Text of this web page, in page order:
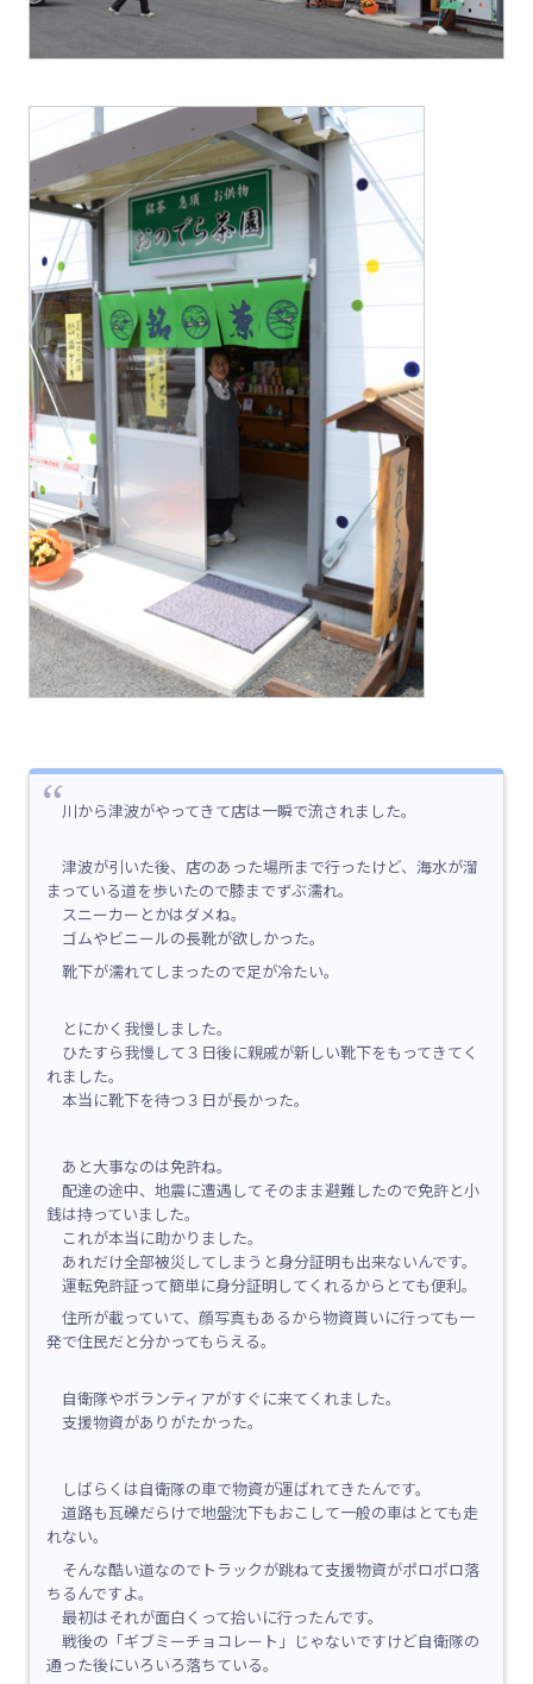
川から津波がやってきて店は一瞬で流されました。
津波が引いた後、店のあった場所まで行ったけど、海水が溜
まっている道を歩いたので膝までずぶ濡れ。
スニーカーとかはダメね。
ゴムやビニールの長靴が欲しかった。
靴下が濡れてしまったので足が冷たい。
とにかく我慢しました。
ひたすら我慢して３日後に親戚が新しい靴下をもってきてく
れました。
本当に靴下を待つ３日が長かった。
あと大事なのは免許ね。
配達の途中、地震に遭遇してそのまま避難したので免許と小
銭は持っていました。
これが本当に助かりました。
あれだけ全部被災してしまうと身分証明も出来ないんです。
運転免許証って簡単に身分証明してくれるからとても便利。
住所が載っていて、顔写真もあるから物資貰いに行っても一
発で住民だと分かってもらえる。
自衛隊やボランティアがすぐに来てくれました。
支援物資がありがたかった。
しばらくは自衛隊の車で物資が運ばれてきたんです。
道路も瓦礫だらけで地盤沈下もおこして一般の車はとても走
れない。
そんな酷い道なのでトラックが跳ねて支援物資がポロポロ落
ちるんですよ。
最初はそれが面白くって拾いに行ったんです。
戦後の「ギブミーチョコレート」じゃないですけど自衛隊の
通った後にいろいろ落ちている。